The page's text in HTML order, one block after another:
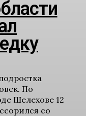
По
Шелехове 12
со